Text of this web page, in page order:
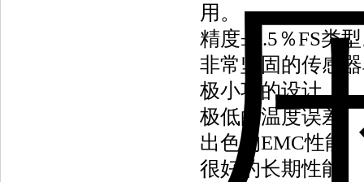
用。
精度±0.5％FS类
非常坚固的传感
极小巧的设计
极低的温度误差
出色的EMC性能
很好的长期性能